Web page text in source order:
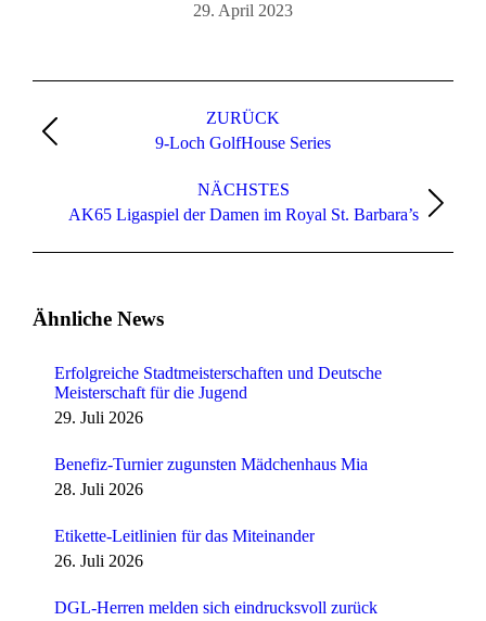
29. April 2023
ZURÜCK
Vorheriger
9-Loch GolfHouse Series
NÄCHSTES
Nächster
AK65 Ligaspiel der Damen im Royal St. Barbara’s
Ähnliche News
Erfolgreiche Stadtmeisterschaften und Deutsche
Meisterschaft für die Jugend
29. Juli 2026
Benefiz-Turnier zugunsten Mädchenhaus Mia
28. Juli 2026
Etikette-Leitlinien für das Miteinander
26. Juli 2026
DGL-Herren melden sich eindrucksvoll zurück